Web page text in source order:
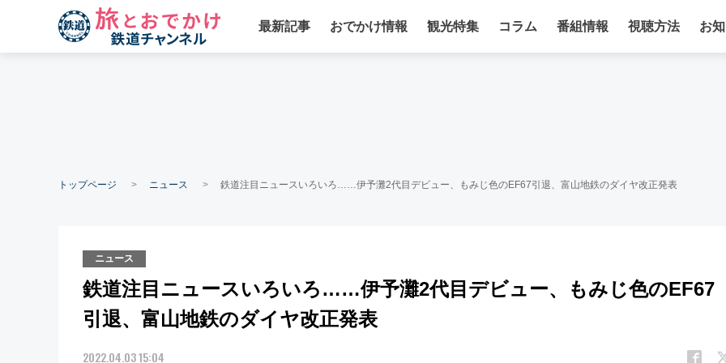
最新記事 おでかけ情報 観光特集 コラム 番組情報 視聴方法 お
トップページ ニュース 鉄道注目ニュースいろいろ……伊予灘2代目デビュー、もみじ色のEF67引退、富山地鉄のダイヤ改正発表
ニュース
鉄道注目ニュースいろいろ……伊予灘2代目デビュー、もみじ色のEF67
引退、富山地鉄のダイヤ改正発表
2022.04.03 15:04